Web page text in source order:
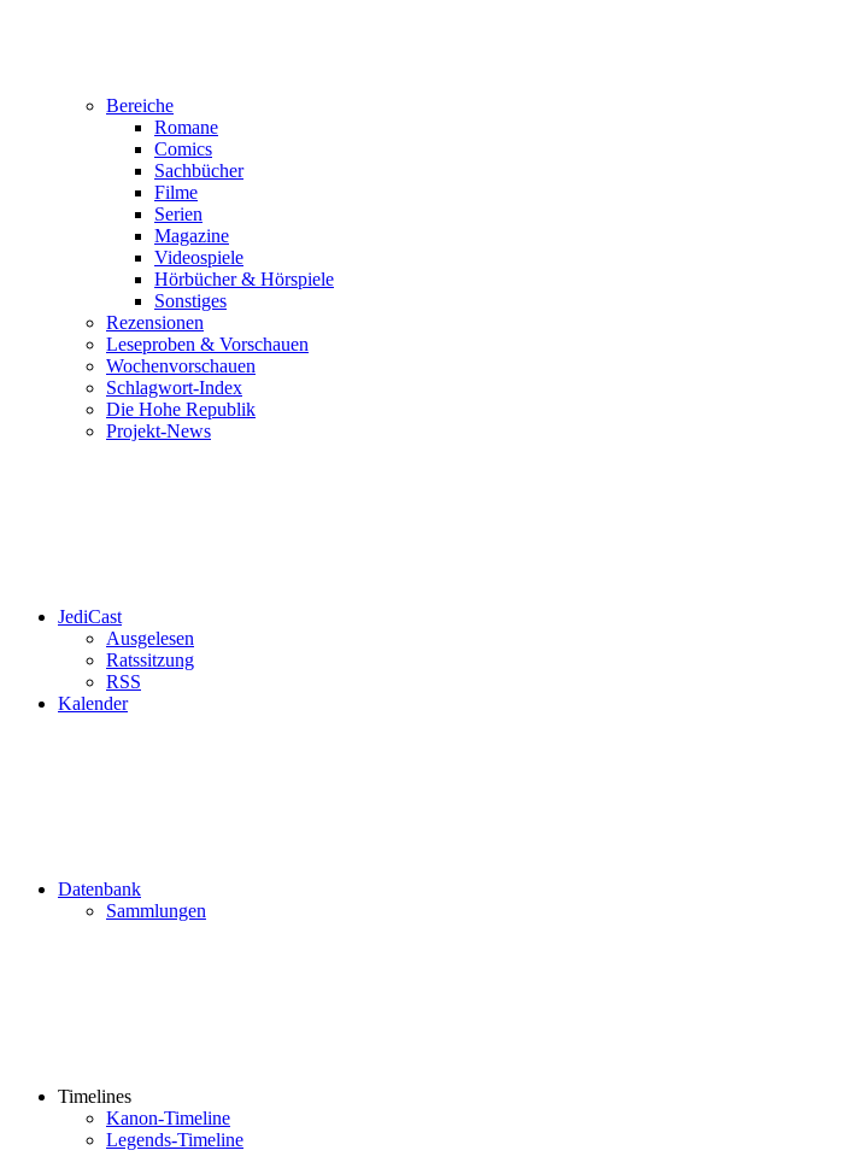
Bereiche
Romane
Comics
Sachbücher
Filme
Serien
Magazine
Videospiele
Hörbücher & Hörspiele
Sonstiges
Rezensionen
Leseproben & Vorschauen
Wochenvorschauen
Schlagwort-Index
Die Hohe Republik
Projekt-News
JediCast
Ausgelesen
Ratssitzung
RSS
Kalender
Datenbank
Sammlungen
Timelines
Kanon-Timeline
Legends-Timeline